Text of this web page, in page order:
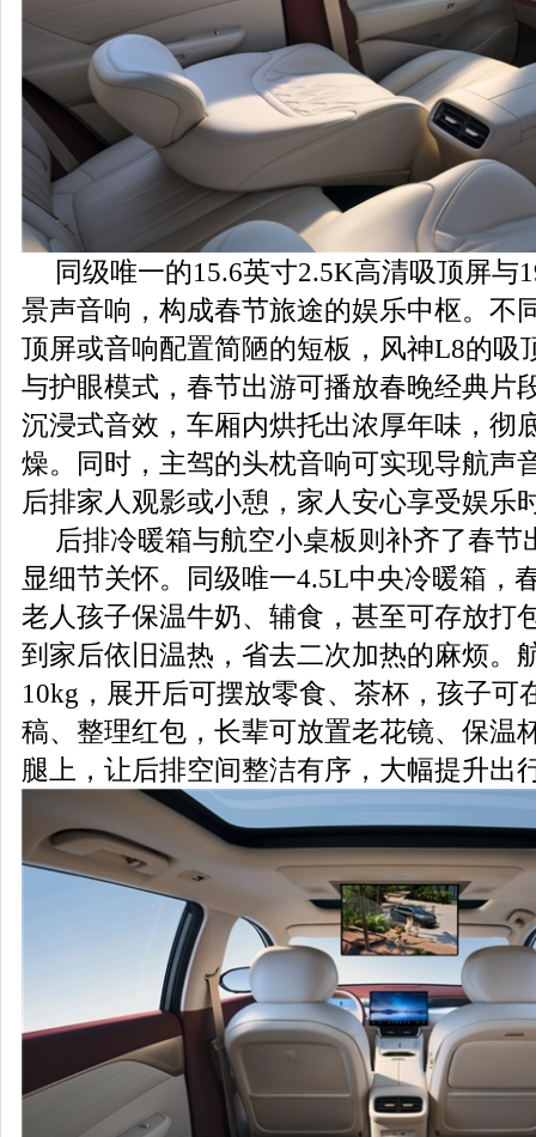
同级唯一的15.6英寸2.5K高清吸顶屏与
景声音响，构成春节旅途的娱乐中枢。不
顶屏或音响配置简陋的短板，风神L8的吸
与护眼模式，春节出游可播放春晚经典片
沉浸式音效，车厢内烘托出浓厚年味，彻
燥。同时，主驾的头枕音响可实现导航声
后排家人观影或小憩，家人安心享受娱乐
后排冷暖箱与航空小桌板则补齐了春节
显细节关怀。同级唯一4.5L中央冷暖箱，
老人孩子保温牛奶、辅食，甚至可存放打
到家后依旧温热，省去二次加热的麻烦。
10kg，展开后可摆放零食、茶杯，孩子可
稿、整理红包，长辈可放置老花镜、保温
腿上，让后排空间整洁有序，大幅提升出